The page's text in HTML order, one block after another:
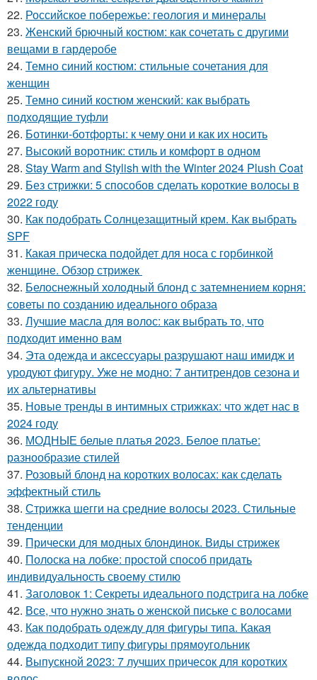
22. Российское побережье: геология и минералы
23. Женский брючный костюм: как сочетать с другими
вещами в гардеробе
24. Темно синий костюм: стильные сочетания для
женщин
25. Темно синий костюм женский: как выбрать
подходящие туфли
26. Ботинки-ботфорты: к чему они и как их носить
27. Высокий воротник: стиль и комфорт в одном
28. Stay Warm and Stylish with the Winter 2024 Plush Coat
29. Без стрижки: 5 способов сделать короткие волосы в
2022 году
30. Как подобрать Солнцезащитный крем. Как выбрать
SPF
31. Какая прическа подойдет для носа с горбинкой
женщине. Обзор стрижек
32. Белоснежный холодный блонд с затемнением корня:
советы по созданию идеального образа
33. Лучшие масла для волос: как выбрать то, что
подходит именно вам
34. Эта одежда и аксессуары разрушают наш имидж и
уродуют фигуру. Уже не модно: 7 антитрендов сезона и
их альтернативы
35. Новые тренды в интимных стрижках: что ждет нас в
2024 году
36. МОДНЫЕ белые платья 2023. Белое платье:
разнообразие стилей
37. Розовый блонд на коротких волосах: как сделать
эффектный стиль
38. Стрижка шегги на средние волосы 2023. Стильные
тенденции
39. Прически для модных блондинок. Виды стрижек
40. Полоска на лобке: простой способ придать
индивидуальность своему стилю
41. Заголовок 1: Секреты идеального подстрига на лобке
42. Все, что нужно знать о женской письке с волосами
43. Как подобрать одежду для фигуры типа. Какая
одежда подходит типу фигуры прямоугольник
44. Выпускной 2023: 7 лучших причесок для коротких